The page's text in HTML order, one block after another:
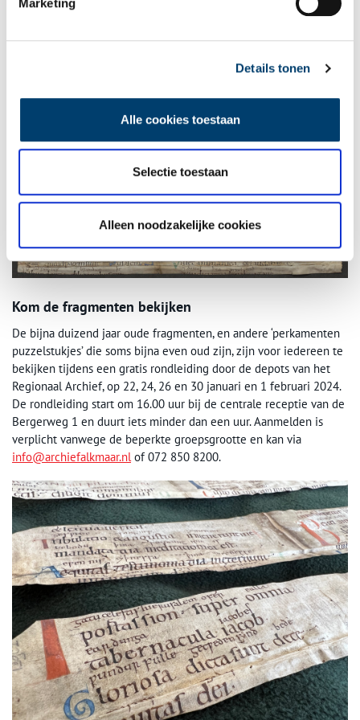
Details tonen
Alle cookies toestaan
Selectie toestaan
Alleen noodzakelijke cookies
bibliotheek, maar andere, overbodige boeken werden verkocht.
terecht bij een Leidse boekbinder? Het zou zomaar kunnen.
Alkmaarse boekbanden zijn gevonden dus een vorstelijk
Kom de fragmenten bekijken
De bijna duizend jaar oude fragmenten, en andere ‘perkamenten
puzzelstukjes’ die soms bijna even oud zijn, zijn voor iedereen te
bekijken tijdens een gratis rondleiding door de depots van het
Regionaal Archief, op 22, 24, 26 en 30 januari en 1 februari 2024.
De rondleiding start om 16.00 uur bij de centrale receptie van de
Bergerweg 1 en duurt iets minder dan een uur. Aanmelden is
verplicht vanwege de beperkte groepsgrootte en kan via
info@archiefalkmaar.nl of 072 850 8200.